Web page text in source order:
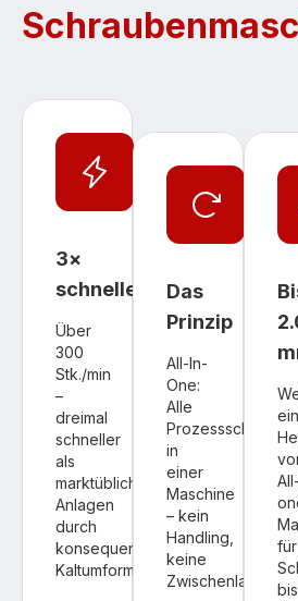
3×
schneller
Über
300
Stk./min
–
dreimal
schneller
als
marktübliche
Anlagen
durch
konsequente
Kaltumformung.
Das
Prinzip
All-In-
One:
Alle
Prozessschritte
in
einer
Maschine
– kein
Handling,
keine
Zwischenlagerung.
für
bis